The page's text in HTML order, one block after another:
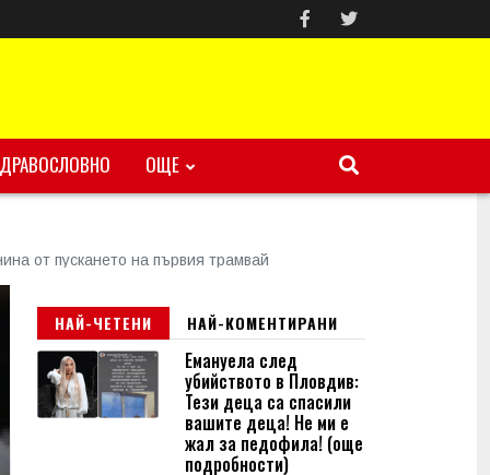
ОЩЕ
от пускането на първия трамвай
НАЙ-ЧЕТЕНИ НАЙ-КОМЕНТИРАНИ
Емануела след
убийството в Пловдив:
Тези деца са спасили
вашите деца! Не ми е
жал за педофила! (още
подробности)